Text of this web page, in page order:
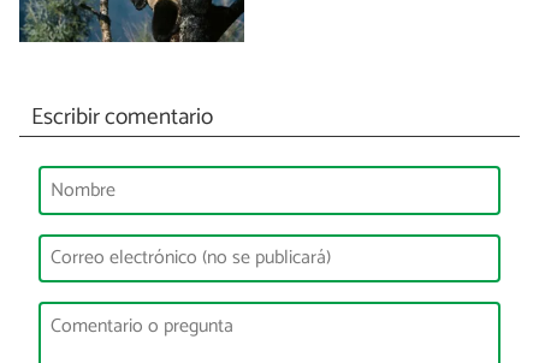
Escribir comentario